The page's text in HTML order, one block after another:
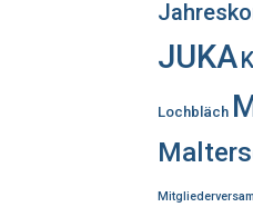
JUKA
Lochbläch